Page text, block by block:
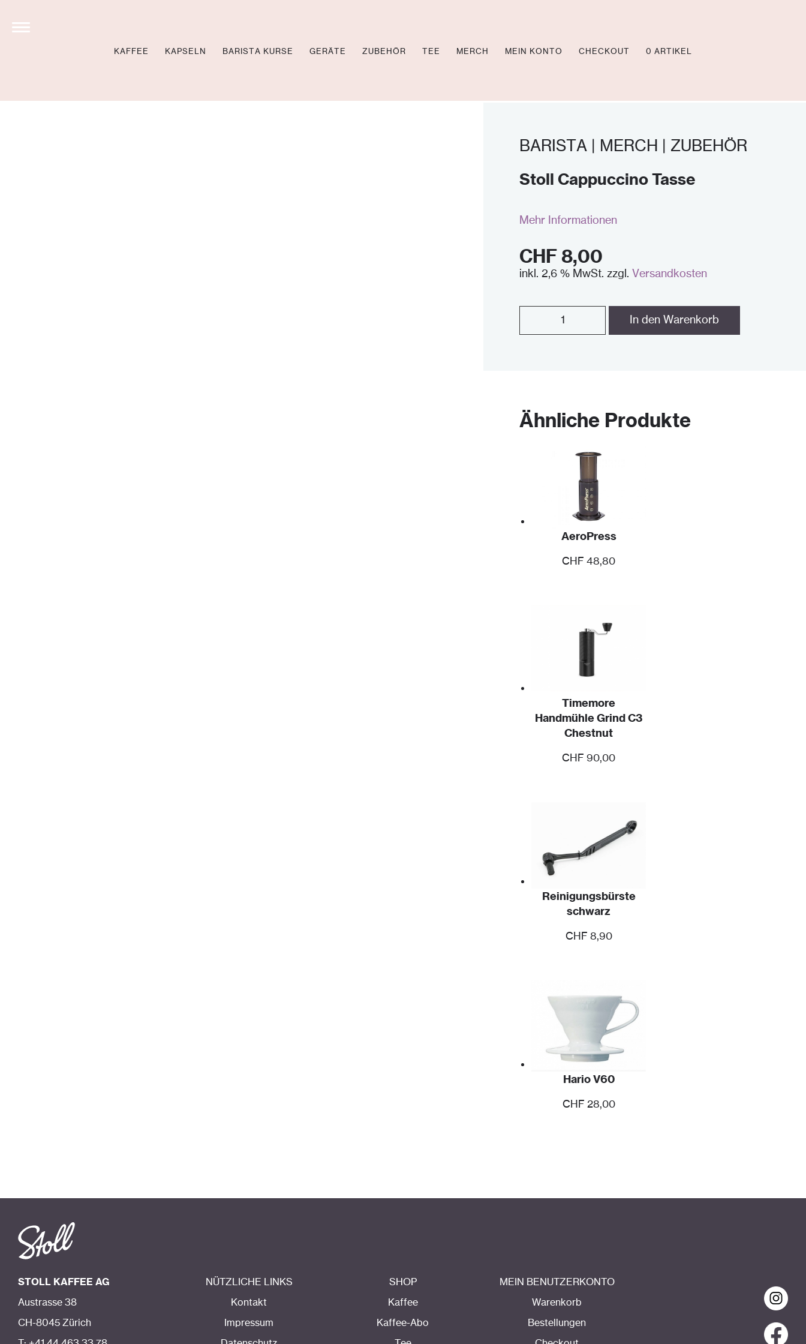
KAFFEE KAPSELN BARISTA KURSE GERÄTE ZUBEHÖR TEE MERCH MEIN KONTO CHECKOUT 0 ARTIKEL
BARISTA | MERCH | ZUBEHÖR
Stoll Cappuccino Tasse
Mehr Informationen
CHF 8,00
inkl. 2,6 % MwSt. zzgl. Versandkosten
In den Warenkorb
Ähnliche Produkte
AeroPress
CHF 48,80
Timemore
Handmühle Grind C3
Chestnut
CHF 90,00
Reinigungsbürste
schwarz
CHF 8,90
Hario V60
CHF 28,00
STOLL KAFFEE AG
Austrasse 38
CH-8045 Zürich
NÜTZLICHE LINKS
Kontakt
Impressum
SHOP
Kaffee
Kaffee-Abo
MEIN BENUTZERKONTO
Warenkorb
Bestellungen
NEWS